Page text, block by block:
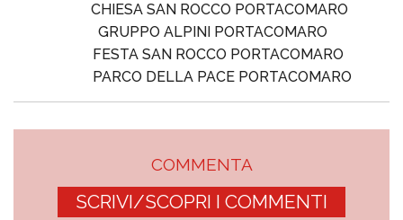
CHIESA SAN ROCCO PORTACOMARO
GRUPPO ALPINI PORTACOMARO
FESTA SAN ROCCO PORTACOMARO
PARCO DELLA PACE PORTACOMARO
COMMENTA
SCRIVI/SCOPRI I COMMENTI